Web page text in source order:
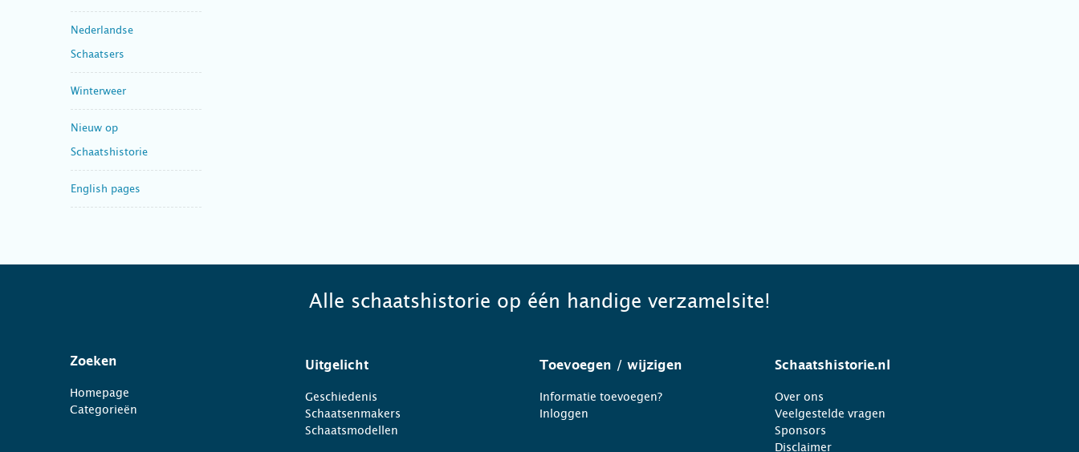
Nederlandse
Schaatsers
Winterweer
Nieuw op
Schaatshistorie
English pages
Alle schaatshistorie op één handige verzamelsite!
Zoeken
Homepage
Categorieën
Uitgelicht
Geschiedenis
Schaatsenmakers
Schaatsmodellen
Toevoegen / wijzigen
Informatie toevoegen?
Inloggen
Schaatshistorie.nl
Over ons
Veelgestelde vragen
Sponsors
Disclaimer